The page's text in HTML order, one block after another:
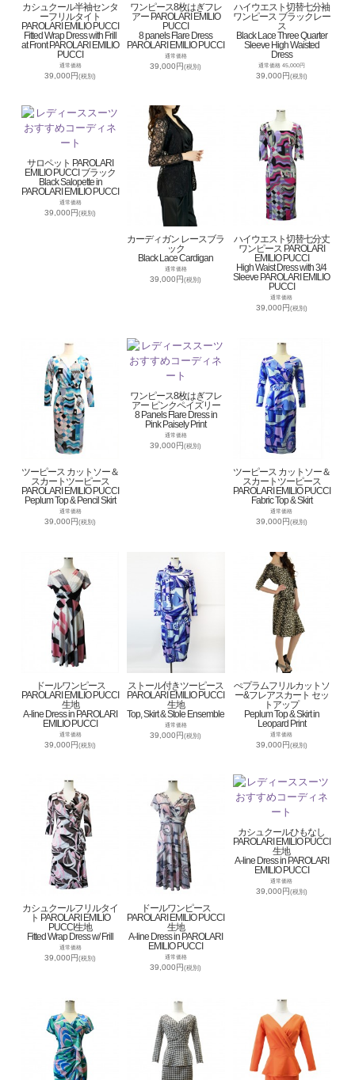
カシュクール半袖センタ
ーフリルタイト
PAROLARI EMILIO PUCCI
Fitted Wrap Dress with Frill
at Front PAROLARI EMILIO
PUCCI
通常価格
39,000円(税別)
ワンピース8枚はぎフレ
アー PAROLARI EMILIO
PUCCI
8 panels Flare Dress
PAROLARI EMILIO PUCCI
通常価格
39,000円(税別)
ハイウエスト切替七分袖
ワンピース ブラックレー
ス
Black Lace Three Quarter
Sleeve High Waisted
Dress
通常価格 45,000円
39,000円(税別)
サロペット PAROLARI
EMILIO PUCCI ブラック
Black Salopette in
PAROLARI EMILIO PUCCI
通常価格
39,000円(税別)
カーディガン レースブラ
ック
Black Lace Cardigan
通常価格
39,000円(税別)
ハイウエスト切替七分丈
ワンピース PAROLARI
EMILIO PUCCI
High Waist Dress with 3/4
Sleeve PAROLARI EMILIO
PUCCI
通常価格
39,000円(税別)
ツーピース カットソー＆
スカートツーピース
PAROLARI EMILIO PUCCI
Peplum Top & Pencil Skirt
通常価格
39,000円(税別)
ワンピース8枚はぎフレ
アー ピンクペイズリー
8 Panels Flare Dress in
Pink Paisely Print
通常価格
39,000円(税別)
ツーピース カットソー＆
スカートツーピース
PAROLARI EMILIO PUCCI
Fabric Top & Skirt
通常価格
39,000円(税別)
ドールワンピース
PAROLARI EMILIO PUCCI
生地
A-line Dress in PAROLARI
EMILIO PUCCI
通常価格
39,000円(税別)
ストール付きツーピース
PAROLARI EMILIO PUCCI
生地
Top, Skirt & Stole Ensemble
通常価格
39,000円(税別)
ぺプラムフリルカットソ
ー&フレアスカート セッ
トアップ
Peplum Top & Skirt in
Leopard Print
通常価格
39,000円(税別)
カシュクールフリルタイ
ト PAROLARI EMILIO
PUCCI生地
Fitted Wrap Dress w/ Frill
通常価格
39,000円(税別)
ドールワンピース
PAROLARI EMILIO PUCCI
生地
A-line Dress in PAROLARI
EMILIO PUCCI
通常価格
39,000円(税別)
カシュクールひもなし
PAROLARI EMILIO PUCCI
生地
A-line Dress in PAROLARI
EMILIO PUCCI
通常価格
39,000円(税別)